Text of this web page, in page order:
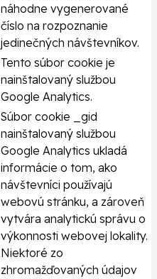
náhodne vygenerované
číslo na rozpoznanie
jedinečných návštevníkov.
Tento súbor cookie je
nainštalovaný službou
Google Analytics.
Súbor cookie _gid
nainštalovaný službou
Google Analytics ukladá
informácie o tom, ako
návštevníci používajú
webovú stránku, a zároveň
vytvára analytickú správu o
výkonnosti webovej lokality.
Niektoré zo
zhromažďovaných údajov